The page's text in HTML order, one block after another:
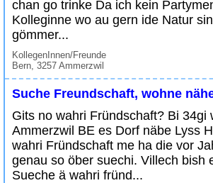
chan go trinke Da ich kein
Kolleginne wo au gern ide Natur
gömmer...
KollegenInnen/Freunde
Bern, 3257 Ammerzwil
Suche Freundschaft, wohne
Gits no wahri Fründschaft? Bi 34gi
Ammerzwil BE es Dorf näbe Lyss
wahri Fründschaft me ha die vor
genau so öber suechi. Villech bish
Sueche ä wahri fründ...